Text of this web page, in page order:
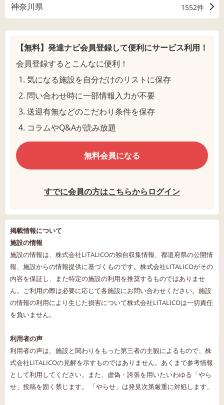
神奈川県 1552件
【無料】発達ナビ会員登録して便利にサービス利用！
会員登録するとこんなに便利！
気になる施設を自分だけのリストに保存
問い合わせ時に一部情報入力が不要
送迎有無などのこだわり条件を保存
コラムやQ&Aが読み放題
無料会員になる
すでに会員の方はこちらからログイン
掲載情報について
施設の情報
施設の情報は、株式会社LITALICOの独自収集情報、都道府県の公開情
報、施設からの情報提供に基づくものです。株式会社LITALICOがその
内容を保証し、また特定の施設の利用を推奨するものではありませ
ん。ご利用の際は必要に応じて各施設にお問い合わせください。施設
の情報の利用により生じた損害について株式会社LITALICOは一切責任
を負いません。
利用者の声
利用者の声は、施設と関わりをもった第三者の主観によるもので、株
式会社LITALICOの見解を示すものではありません。あくまで参考情報
として利用してください。また、虚偽・誇張を用いたいわゆる「やら
せ」投稿を固く禁じます。 「やらせ」は発見次第厳重に対処します。